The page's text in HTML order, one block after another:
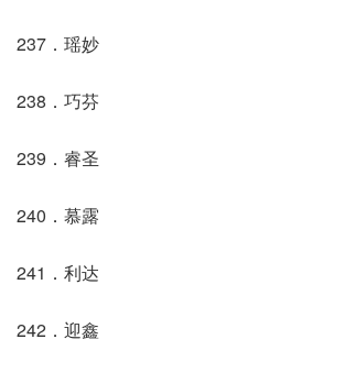
237．瑶妙
238．巧芬
239．睿圣
240．慕露
241．利达
242．迎鑫